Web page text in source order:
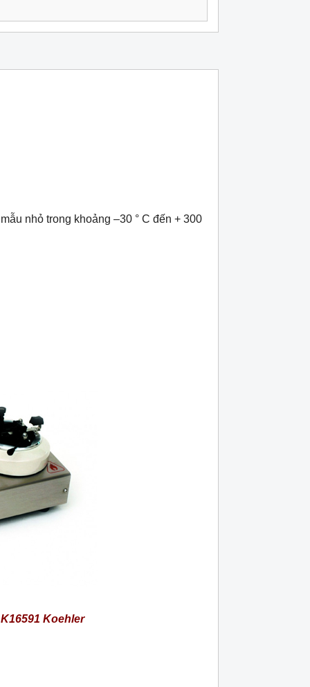
nhỏ trong khoảng –30 ° C đến + 300
Koehler